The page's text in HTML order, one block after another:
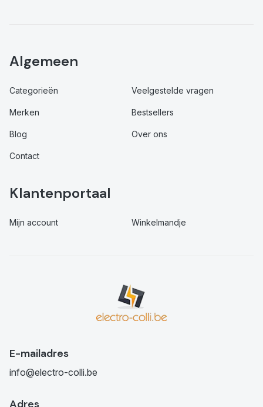
Algemeen
Categorieën Veelgestelde vragen
Merken Bestsellers
Blog Over ons
Contact
Klantenportaal
Mijn account Winkelmandje
E-mailadres
info@electro-colli.be